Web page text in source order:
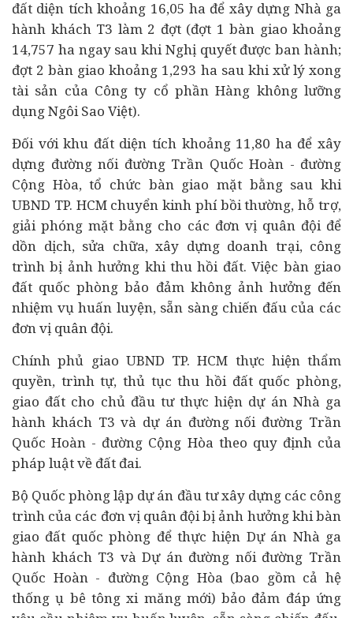
đất diện tích khoảng 16,05 ha để xây dựng Nhà ga
hành khách T3 làm 2 đợt (đợt 1 bàn giao khoảng
14,757 ha ngay sau khi Nghị quyết được ban hành;
đợt 2 bàn giao khoảng 1,293 ha sau khi xử lý xong
tài sản của Công ty cổ phần Hàng không lưỡng
dụng Ngôi Sao Việt).
Đối với khu đất diện tích khoảng 11,80 ha để xây
dựng đường nối đường Trần Quốc Hoàn - đường
Cộng Hòa, tổ chức bàn giao mặt bằng sau khi
UBND TP. HCM chuyển kinh phí bồi thường, hỗ trợ,
giải phóng mặt bằng cho các đơn vị quân đội để
dồn dịch, sửa chữa, xây dựng doanh trại, công
trình bị ảnh hưởng khi thu hồi đất. Việc bàn giao
đất quốc phòng bảo đảm không ảnh hưởng đến
nhiệm vụ huấn luyện, sẵn sàng chiến đấu của các
đơn vị quân đội.
Chính phủ giao UBND TP. HCM thực hiện thẩm
quyền, trình tự, thủ tục thu hồi đất quốc phòng,
giao đất cho chủ đầu tư thực hiện dự án Nhà ga
hành khách T3 và dự án đường nối đường Trần
Quốc Hoàn - đường Cộng Hòa theo quy định của
pháp luật về đất đai.
Bộ Quốc phòng lập dự án đầu tư xây dựng các công
trình của các đơn vị quân đội bị ảnh hưởng khi bàn
giao đất quốc phòng để thực hiện Dự án Nhà ga
hành khách T3 và Dự án đường nối đường Trần
Quốc Hoàn - đường Cộng Hòa (bao gồm cả hệ
thống ụ bê tông xi măng mới) bảo đảm đáp ứng